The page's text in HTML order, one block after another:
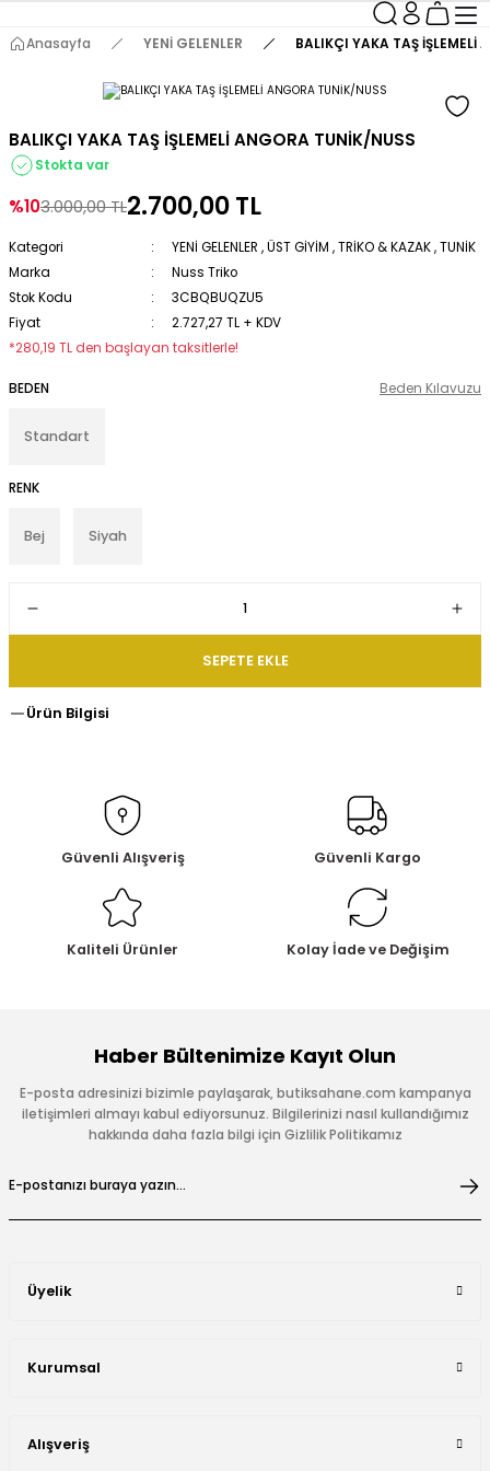
Anasayfa YENİ GELENLER BALIKÇI YAKA TAŞ İŞLEMELİ
BALIKÇI YAKA TAŞ İŞLEMELİ ANGORA TUNİK/NUSS
Stokta var
%103.000,00 TL2.700,00 TL
Kategori YENİ GELENLER ,ÜST GİYİM ,TRİKO & KAZAK ,TUNİK
Marka
Nuss Triko
Stok Kodu
3CBQBUQZU5
Fiyat
2.727,27 TL + KDV
*280,19 TL den başlayan taksitlerle!
BEDEN
Standart
RENK
Bej Siyah
Beden Kılavuzu
SEPETE EKLE
Ürün Bilgisi
Güvenli Alışveriş Güvenli Kargo
Kaliteli Ürünler Kolay İade ve Değişim
Haber Bültenimize Kayıt Olun
E-posta adresinizi bizimle paylaşarak, butiksahane.com kampanya
iletişimleri almayı kabul ediyorsunuz. Bilgilerinizi nasıl kullandığımız
hakkında daha fazla bilgi için Gizlilik Politikamız
Üyelik
Kurumsal
Alışveriş